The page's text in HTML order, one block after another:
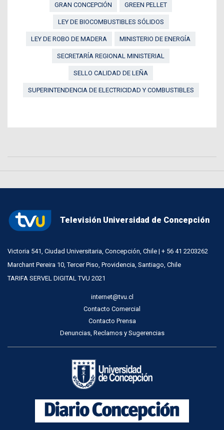
GRAN CONCEPCIÓN GREEN PELLET
LEY DE BIOCOMBUSTIBLES SÓLIDOS
LEY DE ROBO DE MADERA MINISTERIO DE ENERGÍA
SECRETARÍA REGIONAL MINISTERIAL
SELLO CALIDAD DE LEÑA
SUPERINTENDENCIA DE ELECTRICIDAD Y COMBUSTIBLES
Televisión Universidad de Concepción
Victoria 541, Ciudad Universitaria, Concepción, Chile | + 56 41 2203262
Marchant Pereira 10, Tercer Piso, Providencia, Santiago, Chile
TARIFA SERVEL DIGITAL TVU 2021
internet@tvu.cl
Contacto Comercial
Contacto Prensa
Denuncias, Reclamos y Sugerencias